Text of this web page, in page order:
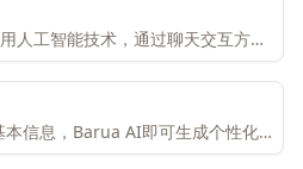
人工智能技术，通过聊天交互方式
文档的创新工具。
本信息，Barua AI即可生成个性化